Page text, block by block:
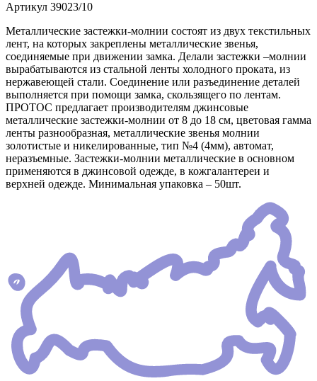
Артикул 39023/10
Металлические застежки-молнии состоят из двух текстильных
лент, на которых закреплены металлические звенья,
соединяемые при движении замка. Делали застежки –молнии
вырабатываются из стальной ленты холодного проката, из
нержавеющей стали. Соединение или разъединение деталей
выполняется при помощи замка, скользящего по лентам.
ПРОТОС предлагает производителям джинсовые
металлические застежки-молнии от 8 до 18 см, цветовая гамма
ленты разнообразная, металлические звенья молнии
золотистые и никелированные, тип №4 (4мм), автомат,
неразъемные. Застежки-молнии металлические в основном
применяются в джинсовой одежде, в кожгалантереи и
верхней одежде. Минимальная упаковка – 50шт.